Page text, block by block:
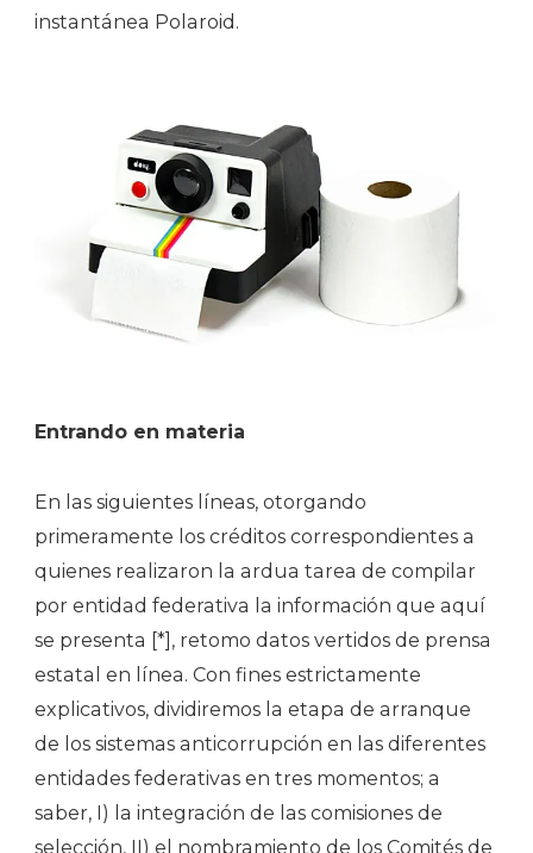
instantánea Polaroid.
Entrando en materia
En las siguientes líneas, otorgando
primeramente los créditos correspondientes a
quienes realizaron la ardua tarea de compilar
por entidad federativa la información que aquí
se presenta [*], retomo datos vertidos de prensa
estatal en línea. Con fines estrictamente
explicativos, dividiremos la etapa de arranque
de los sistemas anticorrupción en las diferentes
entidades federativas en tres momentos; a
saber, I) la integración de las comisiones de
selección, II) el nombramiento de los Comités de